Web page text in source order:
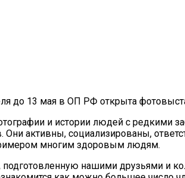
до 13 мая в ОП РФ открыта
и истории людей с редкими
активны, социализированы,
многим здоровым людям.
нашими друзьями и